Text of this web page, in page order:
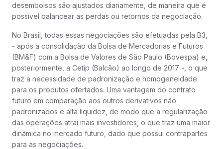
desembolsos são ajustados diariamente, de maneira que é
possível balancear as perdas ou retornos da negociação.
No Brasil, todas essas negociações são efetuadas pela B3,
- após a consolidação da Bolsa de Mercadorias e Futuros
(BM&F) com a Bolsa de Valores de São Paulo (Bovespa) e,
posteriormente, a Cetip (Balcão) ao longo de 2017 -, o que
traz a necessidade de padronização e homogeneidade
para os produtos ofertados. Uma vantagem do contrato
futuro em comparação aos outros derivativos não
padronizados é alta liquidez, de modo que a regularização
das operações atrai mais investidores, o que traz uma maior
dinâmica no mercado futuro, dado que possui contrapartes
para as negociações.